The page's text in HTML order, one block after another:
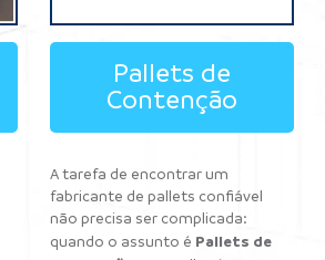
Pallets de
Contenção
A tarefa de encontrar um
fabricante de pallets confiável
não precisa ser complicada:
quando o assunto é Pallets de